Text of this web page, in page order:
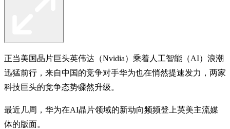
正当美国晶片巨头英伟达（Nvidia）乘着人工智能（AI）浪潮
迅猛前行，来自中国的竞争对手华为也在悄然提速发力，两家
科技巨头的竞争态势骤然升级。
最近几周，华为在AI晶片领域的新动向频频登上英美主流媒
体的版面。